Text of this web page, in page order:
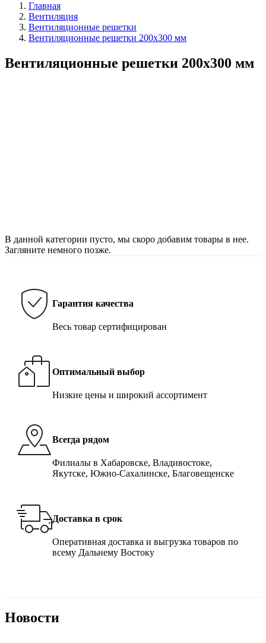
Главная
Вентиляция
Вентиляционные решетки
Вентиляционные решетки 200х300 мм
Вентиляционные решетки 200х300 мм
В данной категории пусто, мы скоро добавим товары в нее.
Загляните немного позже.
Гарантия качества
Весь товар сертифицирован
Оптимальный выбор
Низкие цены и широкий ассортимент
Всегда рядом
Филиалы в Хабаровске, Владивостоке,
Якутске, Южно-Сахалинске, Благовещенске
Доставка в срок
Оперативная доставка и выгрузка товаров по
всему Дальнему Востоку
Новости